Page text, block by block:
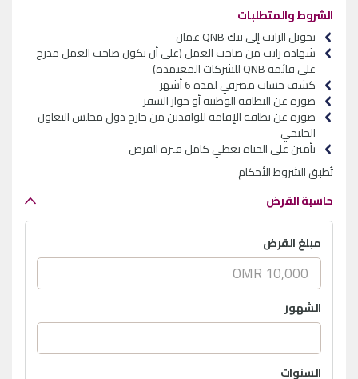
الشروط والمتطلبات
تحويل الراتب إلى بنكQNBعمان
شهادة راتب من صاحب العمل (على أن يكون صاحب العمل مدرج
على قائمةQNBللشركات المعتمدة)
كشف حساب مصرفي لمدة 6 أشهر
صورة عن البطاقة الوطنية أو جواز السفر
صورة عن بطاقة الإقامة للوافدين من خارج دول مجلس التعاون
الخليجي
تأمين على الحياة يغطي كامل فترة القرض
تُطبق الشروط الأحكام
حاسبة القرض
مبلغ القرض
الشهور
السنوات